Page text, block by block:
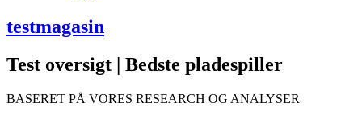
testmagasin
Test oversigt | Bedste pladespiller
BASERET PÅ VORES RESEARCH OG ANALYSER